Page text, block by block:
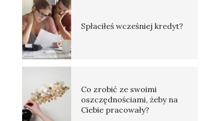
Spłaciłeś wcześniej kredyt?
Co zrobić ze swoimi
oszczędnościami, żeby na
Ciebie pracowały?